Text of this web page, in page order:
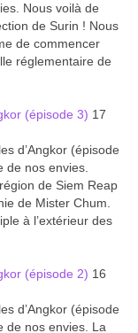
Nous voilà de
de Surin ! Nous
de commencer
réglementaire de
(épisode 3) 17
d’Angkor (épisode
de nos envies.
de Siem Reap
de Mister Chum.
à l’extérieur des
(épisode 2) 16
d’Angkor (épisode
de nos envies. La